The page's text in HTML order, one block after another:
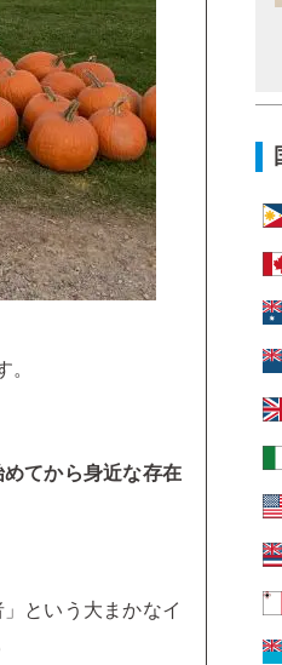
てから身近な存在
という大まかなイ